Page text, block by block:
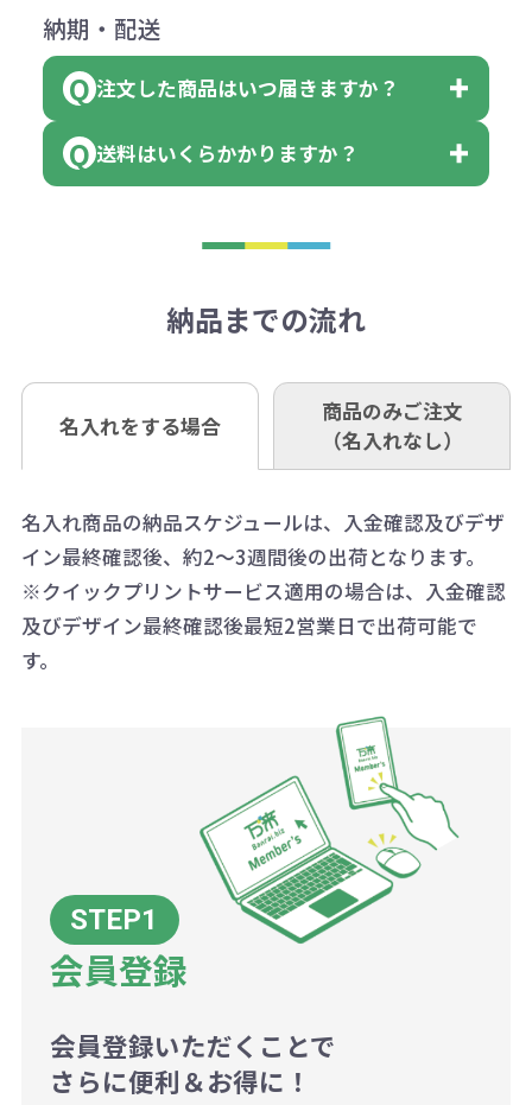
に必要な個数を入力ください。
※10個単位など購入できる単位が決
はまらない数を入力すると、アラー
アラートに従って数を調整してくだ
ください。
（商品の状態により、対応が変わる
※不良商品をご返却いただけない場
います。あらかじめご了承くださ
※不良商品は商品到着後7営業日以
お問合せ先
AM10:00～PM5:00（土・日・祝日を
除く平日）
×色数
※例えば2色印刷の場合には、名入
れ費用が2倍、製版代が2倍必要で
相談下さい。
なお、印刷代はボリュームディスカ
同じ版で多くの数量を印刷すると、1
個当たりの印刷代単価がお安くなり
一方、数量が少なく一定数に満たな
い場合は、単価計算ではなく、印刷
代の基本料金を一式頂戴する場合が
商品や印刷方法によって異なります
ので、予めご了承ください。
例：200個未満（1式：18,000円）
200個~499個の場合：42円（1個
当たり）
500個~999個の場合：35円（1個
1,000個以上：28円（1個当た
り）
領収書のダウンロード
詳しくはこちらはご確認ください。
領収書のダウンロード
下記口座にお願いします。
■三菱UFJ銀行
小田井支店（おたいしてん）
■ゆうちょ銀行（振替口座）
口座名 株式会社モノベーション
※振り込み手数料はお客さま負担と
なりますのでご注意ください。
納期・配送
注文した商品はいつ届きますか？
既製品の場合、ご入金確認後3営業
ご入金確認後約3週間となります。
定しているものもあります。
あれば、午前中までにご注文とご入
金いただければ翌日着でお送りする
お急ぎの場合、ご相談ください。最
大限努力いたします。
送料はいくらかかりますか？
き別途申し受けます。
も複数ヶ所への納品の場合、別途送
料頂戴する場合がございます。
詳細はこちらご確認ください。
配送について
納品までの流れ
名入れをする場合
商品のみご注文
（名入れなし）
名入れ商品の納品スケジュールは、入金確認及びデザ
イン最終確認後、約2～3週間後の出荷となります。
※クイックプリントサービス適用の場合は、入金確認
及びデザイン最終確認後最短2営業日で出荷可能で
す。
会員登録
会員登録いただくことで
さらに便利＆お得に！